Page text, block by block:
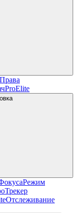
Права
ProElite
Режим
Трекер
Отслеживание